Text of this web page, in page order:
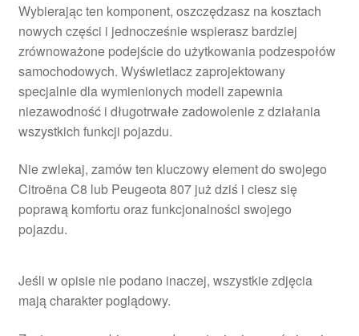
Wybierając ten komponent, oszczędzasz na kosztach
nowych części i jednocześnie wspierasz bardziej
zrównoważone podejście do użytkowania podzespołów
samochodowych. Wyświetlacz zaprojektowany
specjalnie dla wymienionych modeli zapewnia
niezawodność i długotrwałe zadowolenie z działania
wszystkich funkcji pojazdu.
Nie zwlekaj, zamów ten kluczowy element do swojego
Citroëna C8 lub Peugeota 807 już dziś i ciesz się
poprawą komfortu oraz funkcjonalności swojego
pojazdu.
Jeśli w opisie nie podano inaczej, wszystkie zdjęcia
mają charakter poglądowy.